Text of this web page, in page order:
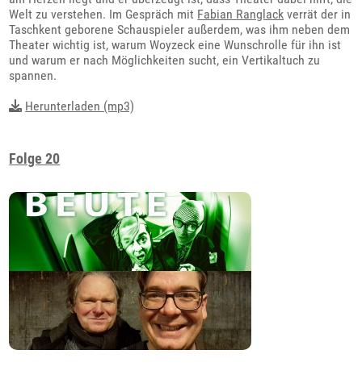
Welt zu verstehen. Im Gespräch mit Fabian Ranglack verrät der in
Taschkent geborene Schauspieler außerdem, was ihm neben dem
Theater wichtig ist, warum Woyzeck eine Wunschrolle für ihn ist
und warum er nach Möglichkeiten sucht, ein Vertikaltuch zu
spannen.
Herunterladen (mp3)
Folge 20